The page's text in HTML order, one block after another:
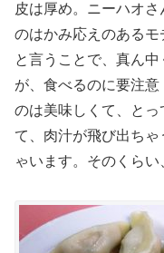
皮は厚め。ニーハオ
のはかみ応えのあるモ
と言うことで、真ん
が、食べるのに要注
のは美味しくて、と
て、肉汁が飛び出ち
ゃいます。そのくらい